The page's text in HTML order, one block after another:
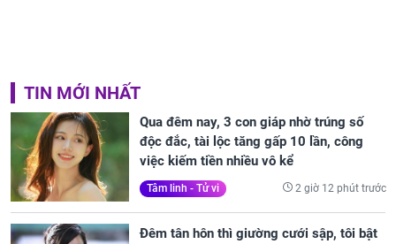
TIN MỚI NHẤT
Qua đêm nay, 3 con giáp nhờ trúng số
độc đắc, tài lộc tăng gấp 10 lần, công
việc kiếm tiền nhiều vô kể
Tâm linh - Tử vi 2 giờ 12 phút trước
Đêm tân hôn thì giường cưới sập, tôi bật